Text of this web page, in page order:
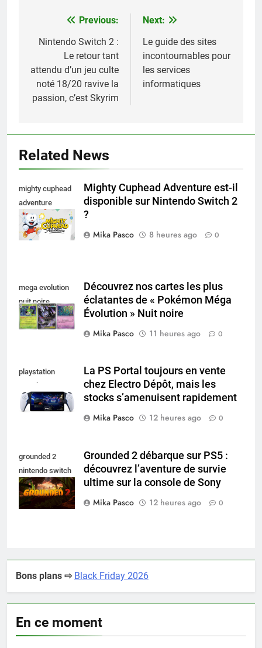
Navigation
de
l’article
Previous:
Nintendo Switch 2 :
Le retour tant
attendu d’un jeu culte
noté 18/20 ravive la
passion, c’est Skyrim
Next:
Le guide des sites
incontournables pour
les services
informatiques
Related News
mighty cuphead
adventure
nintendo switch
Mighty Cuphead Adventure est-il
disponible sur Nintendo Switch 2
?
Mika Pasco
8 heures ago 0
mega evolution
nuit noire
Découvrez nos cartes les plus
éclatantes de « Pokémon Méga
Évolution » Nuit noire
Mika Pasco
11 heures ago 0
playstation
portal pro
La PS Portal toujours en vente
chez Electro Dépôt, mais les
stocks s’amenuisent rapidement
Mika Pasco
12 heures ago 0
grounded 2
nintendo switch
2
Grounded 2 débarque sur PS5 :
découvrez l’aventure de survie
ultime sur la console de Sony
Mika Pasco
12 heures ago 0
Bons plans ⇨ Black Friday 2026
En ce moment